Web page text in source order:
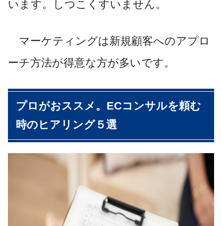
います。しつこくすいません。
マーケティングは新規顧客へのアプロ
ーチ方法が得意な方が多いです。
プロがおススメ。ECコンサルを頼む
時のヒアリング５選